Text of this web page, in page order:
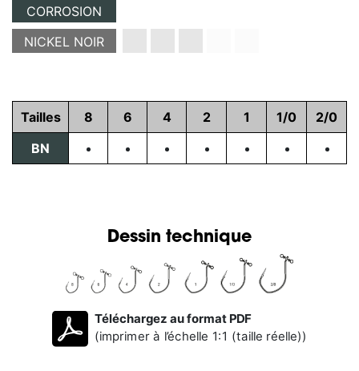
CORROSION
NICKEL NOIR
Tailles 8 6 4 2 1 1/0
2/0
BN
Dessin technique
Téléchargez au format PDF
(imprimer à l’échelle 1:1 (taille réelle))